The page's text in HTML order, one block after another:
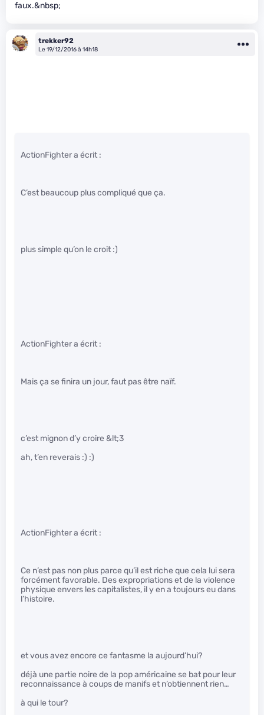
faux.&nbsp;
trekker92
Le 19/12/2016 à 14h18
ActionFighter a écrit :
C’est beaucoup plus compliqué que ça.
plus simple qu’on le croit :)
ActionFighter a écrit :
Mais ça se finira un jour, faut pas être naïf.
c’est mignon d’y croire &lt;3
ah, t’en reverais :) :)
ActionFighter a écrit :
Ce n’est pas non plus parce qu’il est riche que cela lui sera
forcément favorable. Des expropriations et de la violence
physique envers les capitalistes, il y en a toujours eu dans
l’histoire.
et vous avez encore ce fantasme la aujourd’hui?
déjà une partie noire de la pop américaine se bat pour leur
reconnaissance à coups de manifs et n’obtiennent rien…
à qui le tour?